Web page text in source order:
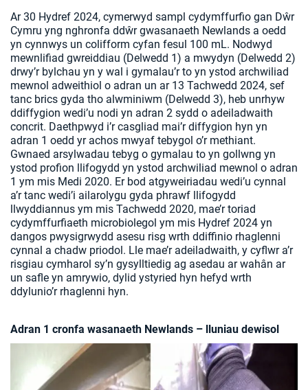
Ar 30 Hydref 2024, cymerwyd sampl cydymffurfio gan Dŵr
Cymru yng nghronfa ddŵr gwasanaeth Newlands a oedd
yn cynnwys un colifform cyfan fesul 100 mL. Nodwyd
mewnlifiad gwreiddiau (Delwedd 1) a mwydyn (Delwedd 2)
drwy’r bylchau yn y wal i gymalau’r to yn ystod archwiliad
mewnol adweithiol o adran un ar 13 Tachwedd 2024, sef
tanc brics gyda tho alwminiwm (Delwedd 3), heb unrhyw
ddiffygion wedi’u nodi yn adran 2 sydd o adeiladwaith
concrit. Daethpwyd i’r casgliad mai’r diffygion hyn yn
adran 1 oedd yr achos mwyaf tebygol o’r methiant.
Gwnaed arsylwadau tebyg o gymalau to yn gollwng yn
ystod profion llifogydd yn ystod archwiliad mewnol o adran
1 ym mis Medi 2020. Er bod atgyweiriadau wedi’u cynnal
a’r tanc wedi’i ailarolygu gyda phrawf llifogydd
llwyddiannus ym mis Tachwedd 2020, mae’r toriad
cydymffurfiaeth microbiolegol ym mis Hydref 2024 yn
dangos pwysigrwydd asesu risg wrth ddiffinio rhaglenni
cynnal a chadw priodol. Lle mae’r adeiladwaith, y cyflwr a’r
risgiau cymharol sy’n gysylltiedig ag asedau ar wahân ar
un safle yn amrywio, dylid ystyried hyn hefyd wrth
ddylunio’r rhaglenni hyn.
Adran 1 cronfa wasanaeth Newlands – lluniau dewisol